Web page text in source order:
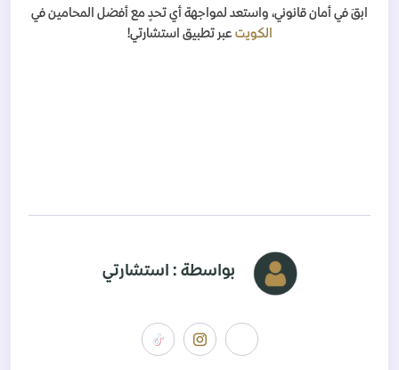
ابقَ في أمان قانوني، واستعد لمواجهة أي تحدٍ مع أفضل المحامين في
الكويتعبر تطبيق استشارتي!
بواسطة : استشارتي